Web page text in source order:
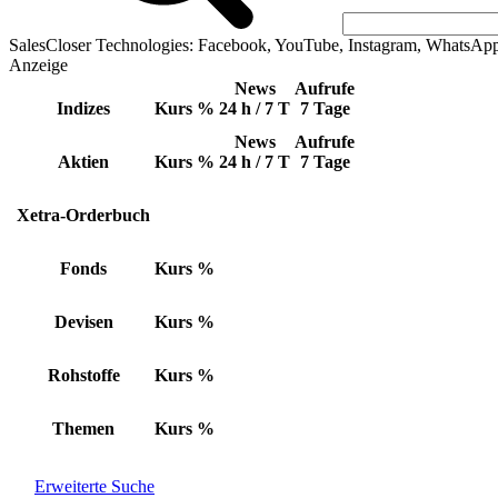
SalesCloser Technologies: Facebook, YouTube, Instagram,
Anzeige
Indizes Kurs %
News
24 h / 7 T
Aufrufe
7 Tage
Aktien Kurs %
News
24 h / 7 T
Aufrufe
7 Tage
Xetra-Orderbuch
Fonds Kurs %
Devisen Kurs %
Rohstoffe Kurs %
Themen Kurs %
Erweiterte Suche